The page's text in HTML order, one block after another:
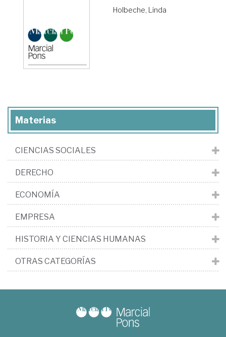
Holbeche, Linda
Materias
CIENCIAS SOCIALES
DERECHO
ECONOMÍA
EMPRESA
HISTORIA Y CIENCIAS HUMANAS
OTRAS CATEGORÍAS